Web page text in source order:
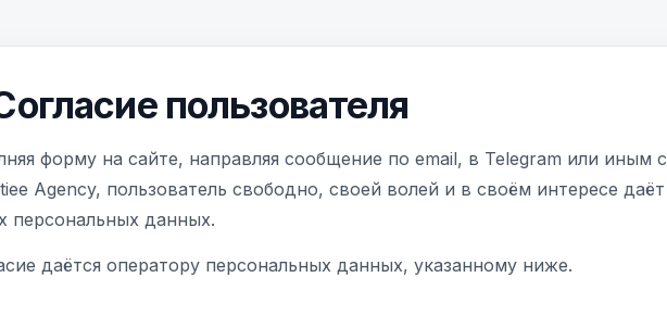
пользователя
форму на сайте, направляя сообщение по email, в Telegram или иным
Agency, пользователь свободно, своей волей и в своём интересе
персональных данных.
даётся оператору персональных данных, указанному ниже.